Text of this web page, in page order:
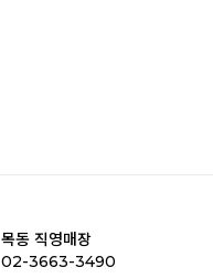
목동 직영매장
02-3663-3490